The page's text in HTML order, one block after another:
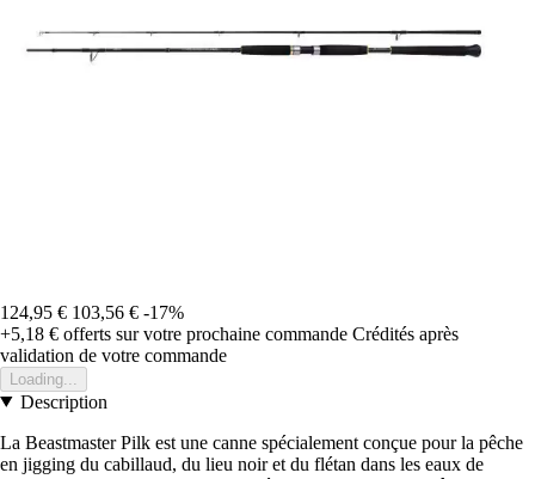
124,95 € 103,56 € -17%
+5,18 € offerts sur votre prochaine commande Crédités après
validation de votre commande
Loading...
Description
La Beastmaster Pilk est une canne spécialement conçue pour la pêche
en jigging du cabillaud, du lieu noir et du flétan dans les eaux de